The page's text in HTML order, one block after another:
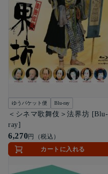
ゆうパケット便 Blu-ray
＜シネマ歌舞伎＞法界坊 [Blu-
ray]
6,270円（税込）
カートに入れる